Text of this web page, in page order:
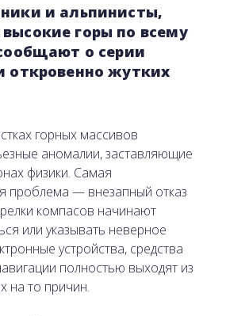
и альпинисты,
горы по всему
о серии
откровенно жутких
горных массивов
аномалии, заставляющие
физики. Самая
проблема — внезапный отказ
компасов начинают
или указывать неверное
устройства, средства
полностью выходят из
на то причин.